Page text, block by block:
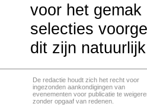
voor het
selecties
dit zijn
De redactie houdt zich het recht voor
ingezonden aankondigingen van
evenementen voor publicatie te
zonder opgaaf van redenen.